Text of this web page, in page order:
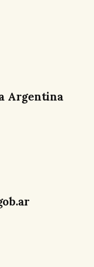
Argentina